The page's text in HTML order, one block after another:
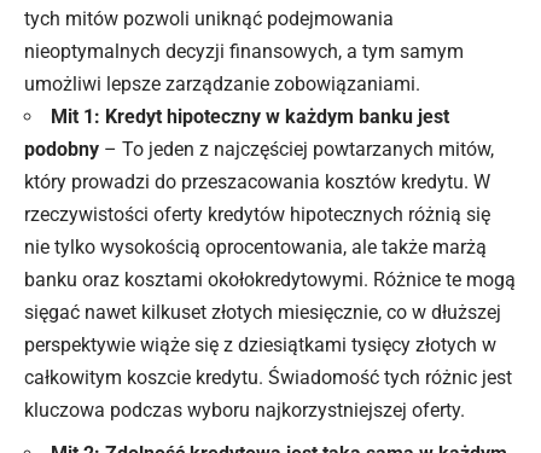
tych mitów pozwoli uniknąć podejmowania
nieoptymalnych decyzji finansowych, a tym samym
umożliwi lepsze zarządzanie zobowiązaniami.
Mit 1: Kredyt hipoteczny w każdym banku jest
podobny – To jeden z najczęściej powtarzanych mitów,
który prowadzi do przeszacowania kosztów kredytu. W
rzeczywistości oferty kredytów hipotecznych różnią się
nie tylko wysokością oprocentowania, ale także marżą
banku oraz kosztami okołokredytowymi. Różnice te mogą
sięgać nawet kilkuset złotych miesięcznie, co w dłuższej
perspektywie wiąże się z dziesiątkami tysięcy złotych w
całkowitym koszcie kredytu. Świadomość tych różnic jest
kluczowa podczas wyboru najkorzystniejszej oferty.